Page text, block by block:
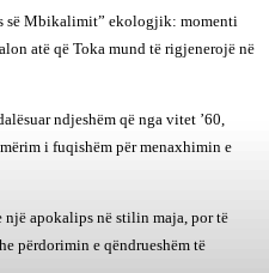
së Mbikalimit” ekologjik: momenti
atë që Toka mund të rigjenerojë në
ndjeshëm që nga vitet ’60,
i fuqishëm për menaxhimin e
apokalips në stilin maja, por të
përdorimin e qëndrueshëm të